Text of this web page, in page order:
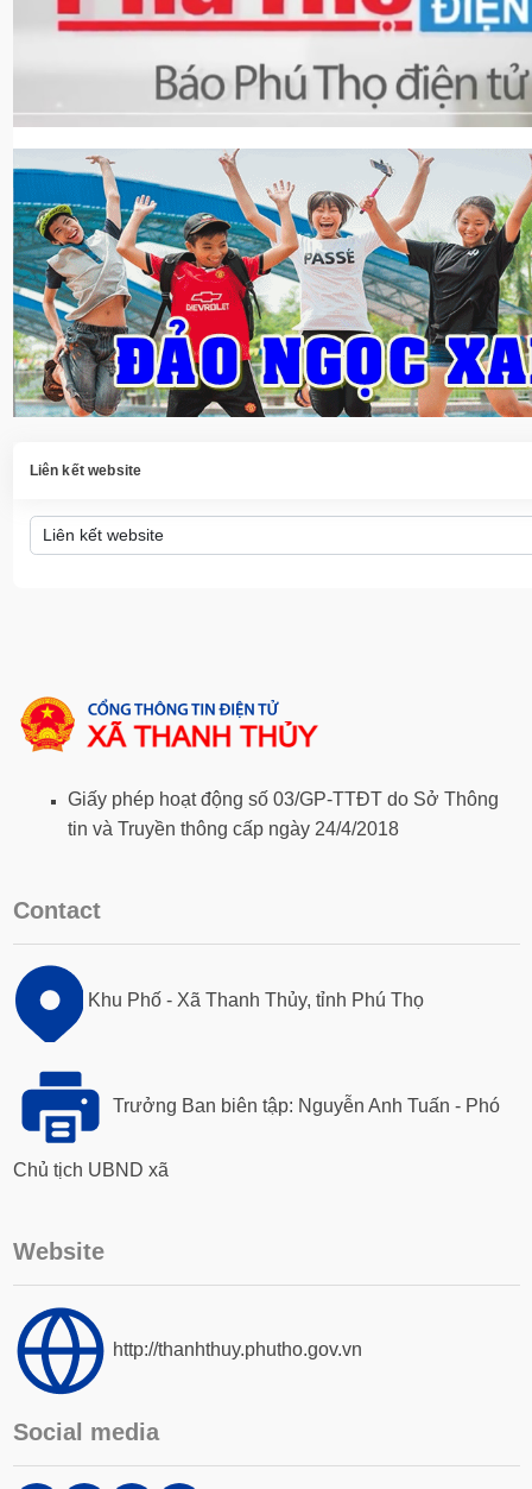
Liên kết website
Giấy phép hoạt động số 03/GP-TTĐT do Sở Thông
tin và Truyền thông cấp ngày 24/4/2018
Contact
Khu Phố - Xã Thanh Thủy, tỉnh Phú Thọ
Trưởng Ban biên tập: Nguyễn Anh Tuấn - Phó
Chủ tịch UBND xã
Website
http://thanhthuy.phutho.gov.vn
Social media